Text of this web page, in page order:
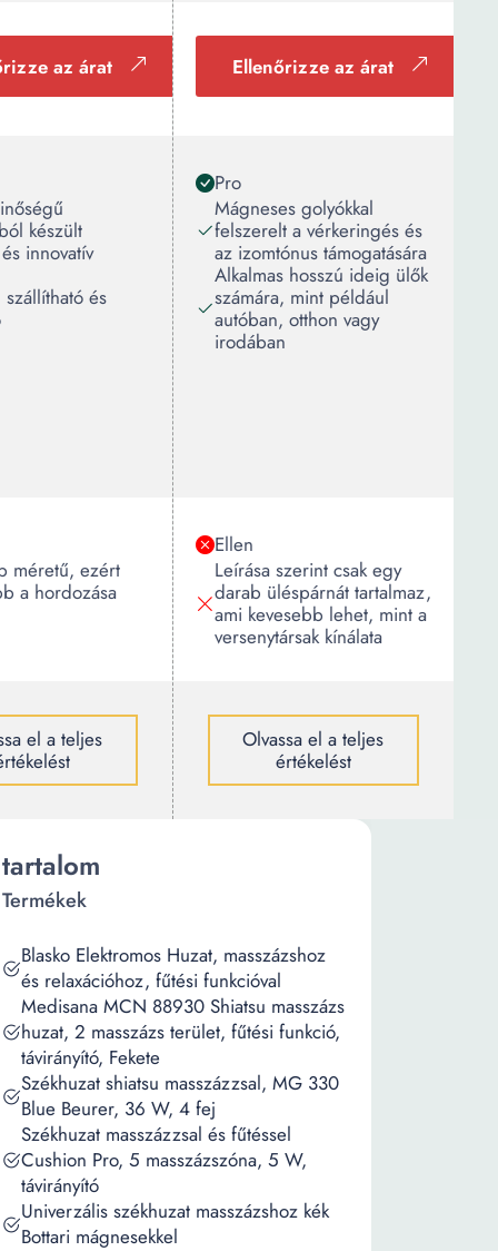
az árat
készült
innovatív
szállítható és
méretű, ezért
a hordozása
el a teljes
Ellenőrizze az árat
Pro
Mágneses golyókkal
felszerelt a vérkeringés és
az izomtónus támogatására
Alkalmas hosszú ideig ülők
számára, mint például
autóban, otthon vagy
irodában
Ellen
Leírása szerint csak egy
darab üléspárnát tartalmaz,
ami kevesebb lehet, mint a
versenytársak kínálata
Olvassa el a teljes
értékelést
tartalom
Termékek
Blasko Elektromos Huzat, masszázshoz
és relaxációhoz, fűtési funkcióval
Medisana MCN 88930 Shiatsu masszázs
huzat, 2 masszázs terület, fűtési funkció,
távirányító, Fekete
Székhuzat shiatsu masszázzsal, MG 330
Blue Beurer, 36 W, 4 fej
Székhuzat masszázzsal és fűtéssel
Cushion Pro, 5 masszázszóna, 5 W,
távirányító
Univerzális székhuzat masszázshoz kék
Bottari mágnesekkel